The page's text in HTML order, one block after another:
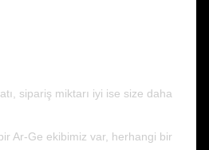
sipariş miktarı iyi ise size daha
Ar-Ge ekibimiz var, herhangi bir